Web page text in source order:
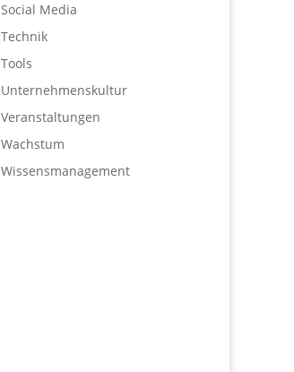
Social Media
Technik
Tools
Unternehmenskultur
Veranstaltungen
Wachstum
Wissensmanagement